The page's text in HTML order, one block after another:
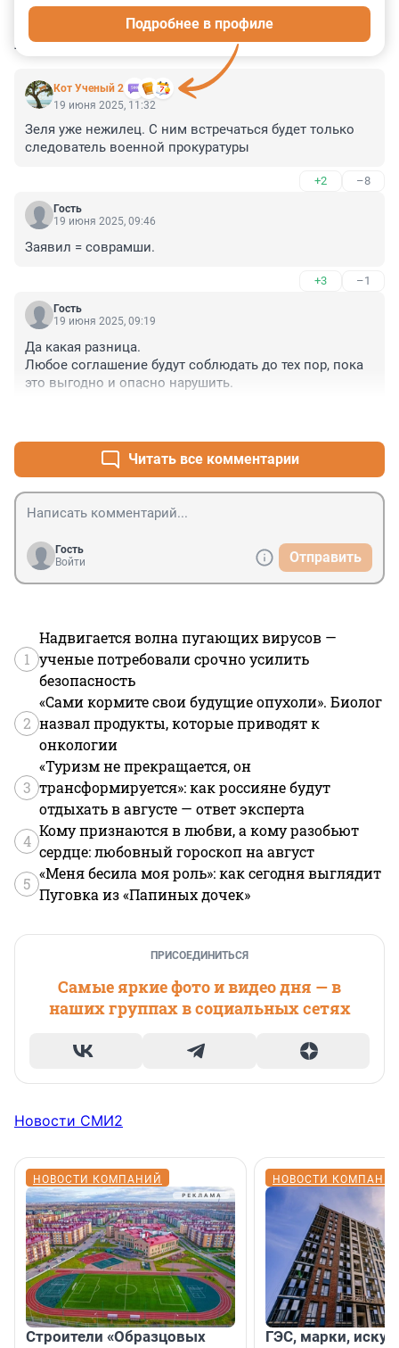
КОММЕНТАРИИ 81
Кот Ученый 2
Подробнее в профиле
19 июня 2025, 11:32
Зеля уже нежилец. С ним встречаться будет только
следователь военной прокуратуры
+2 –8
Гость
19 июня 2025, 09:46
Заявил = соврамши.
+3 –1
Гость
19 июня 2025, 09:19
Да какая разница.
Любое соглашение будут соблюдать до тех пор, пока
это выгодно и опасно нарушить.
Читать все комментарии
Гость
Войти
Отправить
1
Надвигается волна пугающих вирусов —
ученые потребовали срочно усилить
безопасность
2
«Сами кормите свои будущие опухоли». Биолог
назвал продукты, которые приводят к
онкологии
3
«Туризм не прекращается, он
трансформируется»: как россияне будут
отдыхать в августе — ответ эксперта
4
Кому признаются в любви, а кому разобьют
сердце: любовный гороскоп на август
5
«Меня бесила моя роль»: как сегодня выглядит
Пуговка из «Папиных дочек»
ПРИСОЕДИНИТЬСЯ
Самые яркие фото и видео дня — в
наших группах в социальных сетях
Новости СМИ2
НОВОСТИ КОМПАНИЙ
Строители «Образцовых
НОВОСТИ
ГЭС, марки,